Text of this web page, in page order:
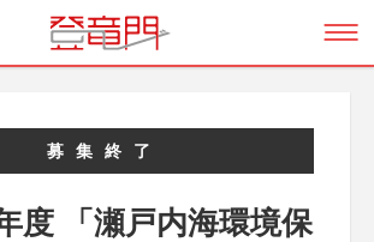
募集終了
度 「瀬戸内海環境保